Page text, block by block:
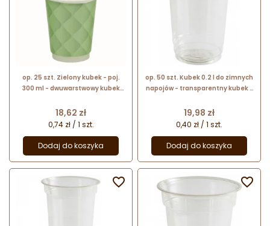
op. 25 szt. Zielony kubek - poj.
300 ml - dwuwarstwowy kubek
śr. 90 mm x wys. 105 mm
Cena
18,62 zł
0,74 zł / 1 szt.
Dodaj do koszyka
op. 50 szt. Kubek 0.2 l do zimnych
napojów - transparentny kubek z
x wys. 97 mm
Cena
19,98 zł
0,40 zł / 1 szt.
Dodaj do koszyka
 